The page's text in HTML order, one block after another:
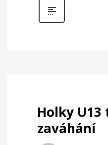
Holky
zaváhání